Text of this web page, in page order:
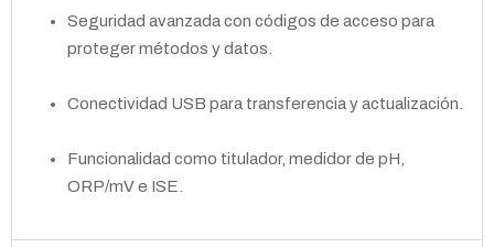
Seguridad avanzada con códigos de acceso para
proteger métodos y datos.
Conectividad USB para transferencia y actualización.
Funcionalidad como titulador, medidor de pH,
ORP/mV e ISE.